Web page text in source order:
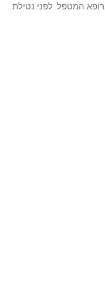
המטפל. לפני נטילת